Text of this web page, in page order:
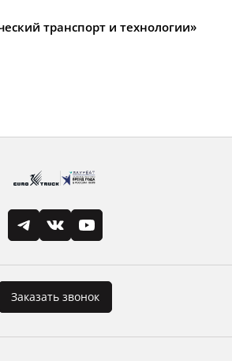
транспорт и технологии»
Заказать звонок